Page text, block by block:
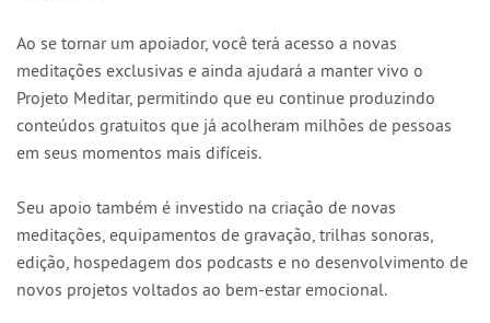
Ao se tornar um apoiador, você terá acesso a novas
meditações exclusivas e ainda ajudará a manter vivo o
Projeto Meditar, permitindo que eu continue produzindo
conteúdos gratuitos que já acolheram milhões de pessoas
em seus momentos mais difíceis.
Seu apoio também é investido na criação de novas
meditações, equipamentos de gravação, trilhas sonoras,
edição, hospedagem dos podcasts e no desenvolvimento de
novos projetos voltados ao bem-estar emocional.